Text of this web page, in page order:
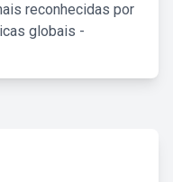
reconhecidas por
globais -